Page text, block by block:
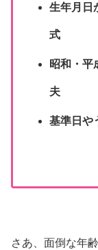
生年月日
式
昭和・平
夫
基準日や
さあ、面倒な年